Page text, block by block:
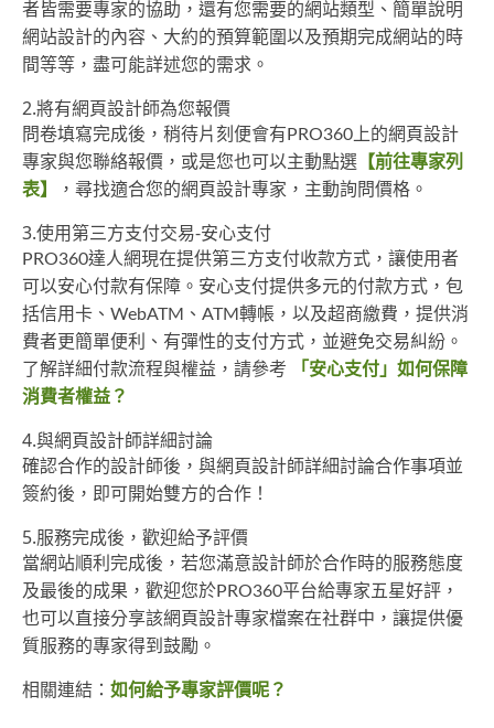
者皆需要專家的協助，還有您需要的網站類型、簡單說明
網站設計的內容、大約的預算範圍以及預期完成網站的時
間等等，盡可能詳述您的需求。
2.將有網頁設計師為您報價
問卷填寫完成後，稍待片刻便會有PRO360上的網頁設計
專家與您聯絡報價，或是您也可以主動點選 【前往專家列
表】
，尋找適合您的網頁設計專家，主動詢問價格。
3.使用第三方支付交易-安心支付
PRO360達人網現在提供第三方支付收款方式，讓使用者
可以安心付款有保障。安心支付提供多元的付款方式，包
括信用卡、WebATM、ATM轉帳，以及超商繳費，提供消
費者更簡單便利、有彈性的支付方式，並避免交易糾紛。
了解詳細付款流程與權益，請參考
「安心支付」如何保障
消費者權益？
4.與網頁設計師詳細討論
確認合作的設計師後，與網頁設計師詳細討論合作事項並
簽約後，即可開始雙方的合作！
5.服務完成後，歡迎給予評價
當網站順利完成後，若您滿意設計師於合作時的服務態度
及最後的成果，歡迎您於PRO360平台給專家五星好評，
也可以直接分享該網頁設計專家檔案在社群中，讓提供優
質服務的專家得到鼓勵。
相關連結： 如何給予專家評價呢？